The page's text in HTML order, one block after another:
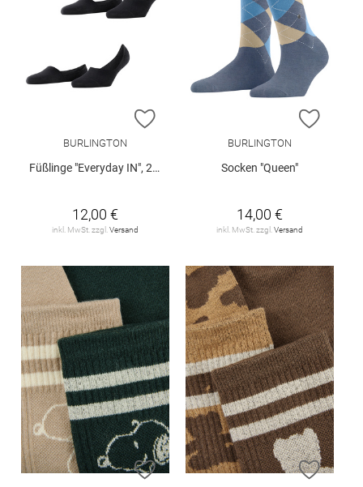
ZUR WUNSCHLISTE HINZUFÜGEN
BURLINGTON
Füßlinge "Everyday IN", 2er-Pack
12,00 €
inkl. MwSt. zzgl. Versand
ZUR
BURLINGTON
Socken "Queen"
14,00 €
inkl. MwSt. zzgl. Versand
ZUR WUNSCHLISTE HINZUFÜGEN
ZUR